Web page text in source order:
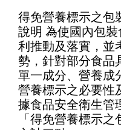
得免營養標示之包
說明 為使國內包
利推動及落實，並
勢，針對部分食品
單一成分、營養成
營養標示之必要性
據食品安全衛生管
「得免營養標示